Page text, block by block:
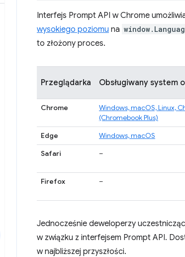
Interfejs Prompt API w Chrome
wysokiego poziomu na
to złożony proces.
Przeglądarka Obsługiwany system
Chrome
Windows, macOS, Linux,
(Chromebook Plus)
Edge Windows, macOS
Safari
–
Firefox
–
Jednocześnie deweloperzy
w związku z interfejsem Prompt API.
w najbliższej przyszłości.